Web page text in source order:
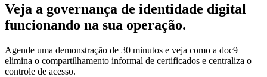
Veja a governança de identidade digital
funcionando na sua operação.
Agende uma demonstração de 30 minutos e veja como a doc9
elimina o compartilhamento informal de certificados e centraliza o
controle de acesso.